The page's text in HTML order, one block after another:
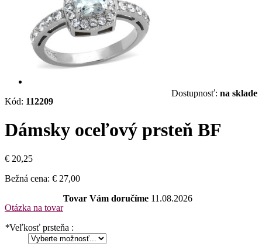
Kód: 112209
Dostupnosť: na sklade
Dámsky oceľový prsteň BF
€ 20,25
Bežná cena: € 27,00
Otázka na tovar
Tovar Vám doručíme 11.08.2026
*Veľkosť prsteňa :